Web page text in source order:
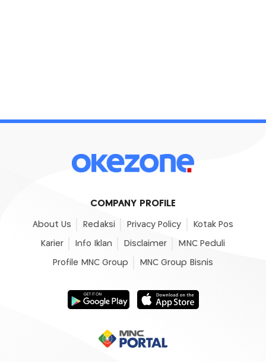
COMPANY PROFILE
About Us Redaksi Privacy Policy Kotak Pos
Karier Info Iklan Disclaimer MNC Peduli
Profile MNC Group MNC Group Bisnis